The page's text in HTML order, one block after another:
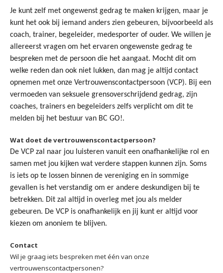
Je kunt zelf met ongewenst gedrag te maken krijgen, maar je
kunt het ook bij iemand anders zien gebeuren, bijvoorbeeld als
coach, trainer, begeleider, medesporter of ouder. We willen je
allereerst vragen om het ervaren ongewenste gedrag te
bespreken met de persoon die het aangaat. Mocht dit om
welke reden dan ook niet lukken, dan mag je altijd contact
opnemen met onze Vertrouwenscontactpersoon (VCP). Bij een
vermoeden van seksuele grensoverschrijdend gedrag, zijn
coaches, trainers en begeleiders zelfs verplicht om dit te
melden bij het bestuur van BC GO!.
Wat doet de vertrouwenscontactpersoon?
De VCP zal naar jou luisteren vanuit een onafhankelijke rol en
samen met jou kijken wat verdere stappen kunnen zijn. Soms
is iets op te lossen binnen de vereniging en in sommige
gevallen is het verstandig om er andere deskundigen bij te
betrekken. Dit zal altijd in overleg met jou als melder
gebeuren. De VCP is onafhankelijk en jij kunt er altijd voor
kiezen om anoniem te blijven.
Contact
Wil je graag iets bespreken met één van onze
vertrouwenscontactpersonen?